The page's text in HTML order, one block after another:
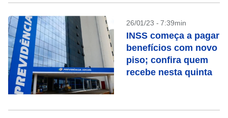
26/01/23 - 7:39min
INSS começa a pagar
benefícios com novo
piso; confira quem
recebe nesta quinta